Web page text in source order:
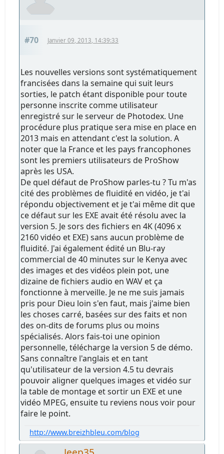
#70 Janvier 09, 2013, 14:39:33
Les nouvelles versions sont systématiquement
francisées dans la semaine qui suit leurs
sorties, le patch étant disponible pour toute
personne inscrite comme utilisateur
enregistré sur le serveur de Photodex. Une
procédure plus pratique sera mise en place en
2013 mais en attendant c'est la solution. A
noter que la France et les pays francophones
sont les premiers utilisateurs de ProShow
après les USA.
De quel défaut de ProShow parles-tu ? Tu m'as
cité des problèmes de fluidité en vidéo, je t'ai
répondu objectivement et je t'ai même dit que
ce défaut sur les EXE avait été résolu avec la
version 5. Je sors des fichiers en 4K (4096 x
2160 vidéo et EXE) sans aucun problème de
fluidité. J'ai également édité un Blu-ray
commercial de 40 minutes sur le Kenya avec
des images et des vidéos plein pot, une
dizaine de fichiers audio en WAV et ça
fonctionne à merveille. Je ne me suis jamais
pris pour Dieu loin s'en faut, mais j'aime bien
les choses carré, basées sur des faits et non
des on-dits de forums plus ou moins
spécialisés. Alors fais-toi une opinion
personnelle, télécharge la version 5 de démo.
Sans connaître l'anglais et en tant
qu'utilisateur de la version 4.5 tu devrais
pouvoir aligner quelques images et vidéo sur
la table de montage et sortir un EXE et une
vidéo MPEG, ensuite tu reviens nous voir pour
faire le point.
http://www.breizhbleu.com/blog